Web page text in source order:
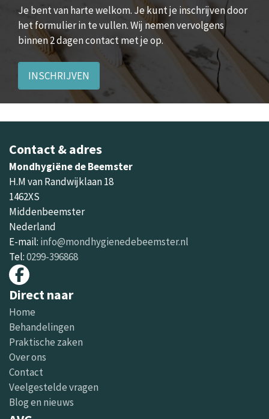
Je bent van harte welkom. Je kunt je inschrijven door
het formulier in te vullen. Wij nemen vervolgens
binnen 2 dagen contact met je op.
INSCHRIJVEN
Contact & adres
Mondhygiëne de Beemster
H.M van Randwijklaan 18
1462XS
Middenbeemster
Nederland
E-mail: info@mondhygienedebeemster.nl
Tel:0299-396868
Direct naar
Home
Behandelingen
Praktische zaken
Over ons
Contact
Veelgestelde vragen
Blog en nieuws